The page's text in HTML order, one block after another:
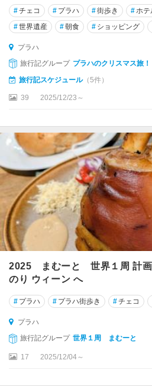
#チェコ # プラハ #街歩き #ホテ
#世界遺産 #朝食 # ショッピング
プラハ
旅行記グループ プラハのクリスマス旅！
旅行記スケジュール（5件）
39 2025/12/23～
2025 まむーと 世界１周 計
のり ウィーン へ
# プラハ # プラハ街歩き #チェコ
プラハ
旅行記グループ 世界１周 まむーと
17 2025/12/04～